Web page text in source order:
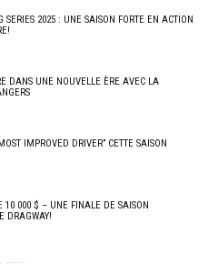
SERIES 2025 : UNE SAISON FORTE EN ACTION
DANS UNE NOUVELLE ÈRE AVEC LA
IMPROVED DRIVER” CETTE SAISON
10 000 $ – UNE FINALE DE SAISON
DRAGWAY!